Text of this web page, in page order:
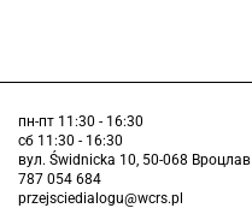
пн-пт 11:30 - 16:30
сб 11:30 - 16:30
вул. Świdnicka 10, 50-068 Вроцлав
787 054 684
przejsciedialogu@wcrs.pl